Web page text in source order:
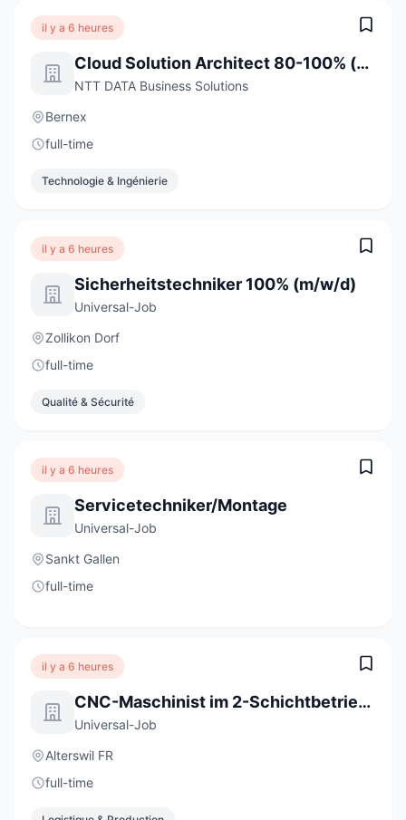
il y a 6 heures
Cloud Solution Architect 80-100% (m/w/d)
NTT DATA Business Solutions
Bernex
full-time
Technologie & Ingénierie
il y a 6 heures
Sicherheitstechniker 100% (m/w/d)
Universal-Job
Zollikon Dorf
full-time
Qualité & Sécurité
il y a 6 heures
Servicetechniker/Montage
Universal-Job
Sankt Gallen
full-time
il y a 6 heures
CNC-Maschinist im 2-Schichtbetrieb 100% (m/w/d)
Universal-Job
Alterswil FR
full-time